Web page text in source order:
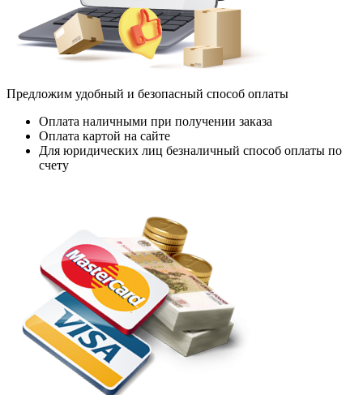
Предложим удобный и безопасный способ оплаты
Оплата наличными при получении заказа
Оплата картой на сайте
Для юридических лиц безналичный способ оплаты по
счету